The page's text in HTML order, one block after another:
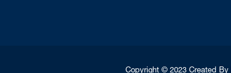
Copyright © 2023 Created By